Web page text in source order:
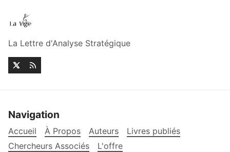
La Lettre d'Analyse Stratégique
Navigation
Accueil À Propos Auteurs
Livres publiés
Chercheurs Associés
L'offre